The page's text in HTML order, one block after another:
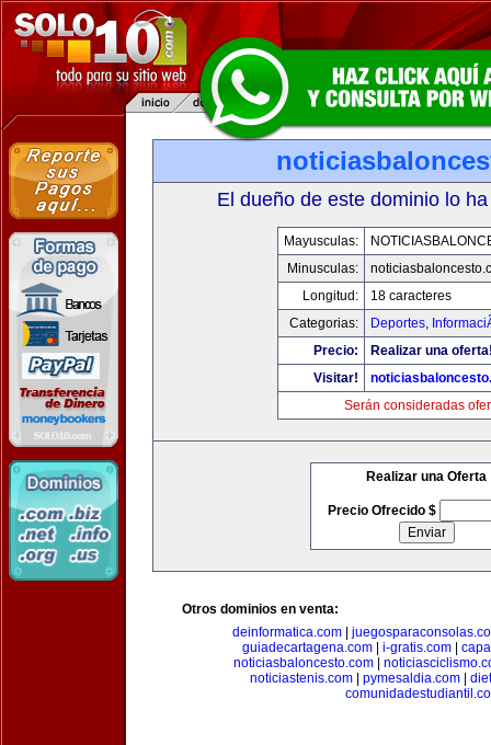
El dueño de este dominio lo
Mayusculas:
Minusculas:
Longitud:
18 caracteres
Categorias:
Deportes,
Precio:
Realizar una
Visitar!
Serán consideradas
Realizar una Oferta
Precio Ofrecido $
Otros dominios en venta:
deinformatica.com
guiadecartagena.com| i-gratis.com|
noticiasbaloncesto.com
noticiastenis.com
pymesaldia.com